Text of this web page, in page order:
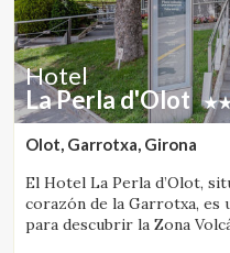
Hotel
La Perla d'Olot
Olot, Garrotxa, Girona
El Hotel La Perla d’Olot,
corazón de la Garrotxa, es
para descubrir la Zona